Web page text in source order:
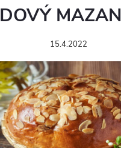
15.4.2022